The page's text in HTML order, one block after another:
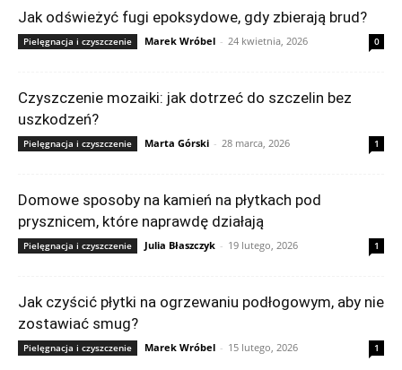
Jak odświeżyć fugi epoksydowe, gdy zbierają brud?
Pielęgnacja i czyszczenie Marek Wróbel - 24 kwietnia, 2026 0
Czyszczenie mozaiki: jak dotrzeć do szczelin bez
uszkodzeń?
Pielęgnacja i czyszczenie Marta Górski - 28 marca, 2026 1
Domowe sposoby na kamień na płytkach pod
prysznicem, które naprawdę działają
Pielęgnacja i czyszczenie Julia Błaszczyk - 19 lutego, 2026 1
Jak czyścić płytki na ogrzewaniu podłogowym, aby nie
zostawiać smug?
Pielęgnacja i czyszczenie Marek Wróbel - 15 lutego, 2026 1